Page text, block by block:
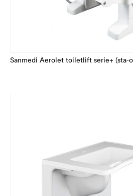
Sanmedi Aerolet toiletlift serie+ (sta-